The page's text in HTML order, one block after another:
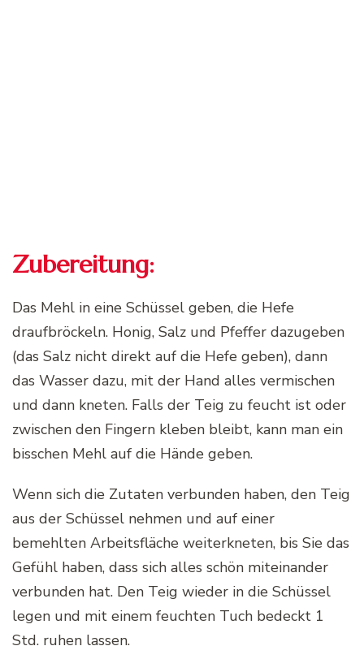
Zubereitung:
Das Mehl in eine Schüssel geben, die Hefe
draufbröckeln. Honig, Salz und Pfeffer dazugeben
(das Salz nicht direkt auf die Hefe geben), dann
das Wasser dazu, mit der Hand alles vermischen
und dann kneten. Falls der Teig zu feucht ist oder
zwischen den Fingern kleben bleibt, kann man ein
bisschen Mehl auf die Hände geben.
Wenn sich die Zutaten verbunden haben, den Teig
aus der Schüssel nehmen und auf einer
bemehlten Arbeitsfläche weiterkneten, bis Sie das
Gefühl haben, dass sich alles schön miteinander
verbunden hat. Den Teig wieder in die Schüssel
legen und mit einem feuchten Tuch bedeckt 1
Std. ruhen lassen.